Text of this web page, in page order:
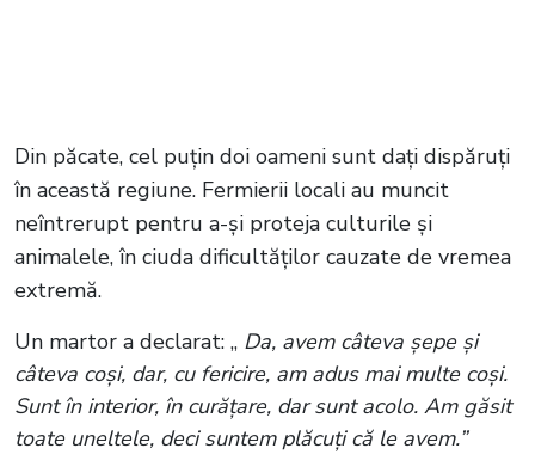
Din păcate, cel puțin doi oameni sunt dați dispăruți
în această regiune. Fermierii locali au muncit
neîntrerupt pentru a-și proteja culturile și
animalele, în ciuda dificultăților cauzate de vremea
extremă.
Un martor a declarat: „ Da, avem câteva șepe și
câteva coși, dar, cu fericire, am adus mai multe coși.
Sunt în interior, în curățare, dar sunt acolo. Am găsit
toate uneltele, deci suntem plăcuți că le avem.”